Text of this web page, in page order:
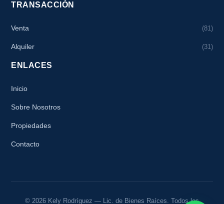
TRANSACCIÓN
Venta (81)
Alquiler (31)
ENLACES
Inicio
Sobre Nosotros
Propiedades
Contacto
© 2026 Kely Rodríguez — Lic. de Bienes Raíces. Todos los